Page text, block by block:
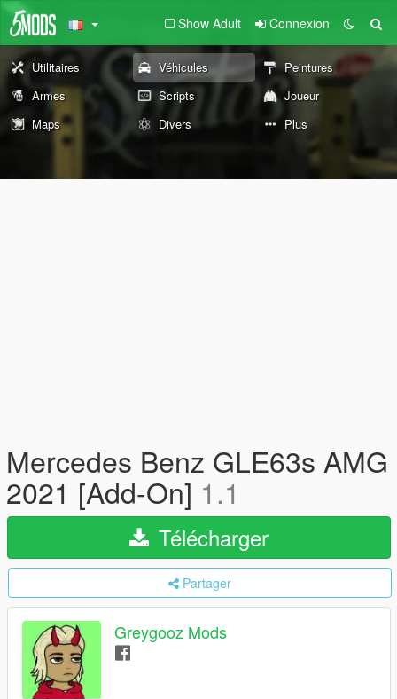
Show Adult Connexion
Utilitaires Véhicules
Peintures
Armes
Scripts
Joueur
Maps
Divers Plus
Mercedes Benz GLE63s AMG
2021 [Add-On] 1.1
Télécharger
Partager
Greygooz Mods